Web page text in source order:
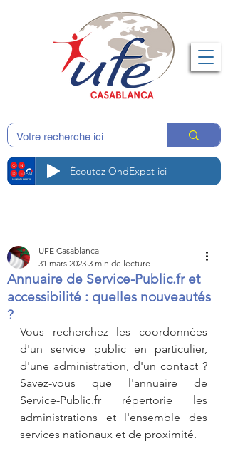
Écoutez OndExpat ici
Annuaire de Service-Public.fr et
accessibilité : quelles nouveautés
?
UFE Casablanca
31 mars 2023 3 min de lecture
Vous recherchez les coordonnées
d'un service public en particulier,
d'une administration, d'un contact ?
Savez-vous que l'annuaire de
Service-Public.fr répertorie les
administrations et l'ensemble des
services nationaux et de proximité.